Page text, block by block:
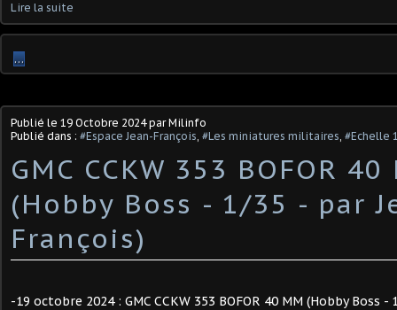
Lire la suite
…
Publié le 19 Octobre 2024par Milinfo
Publié dans : #Espace Jean-François, #Les miniatures militaires, #Echelle
GMC CCKW 353 BOFOR 40
(Hobby Boss - 1/35 - par
François)
-19 octobre 2024 : GMC CCKW 353 BOFOR 40 MM (Hobby Boss